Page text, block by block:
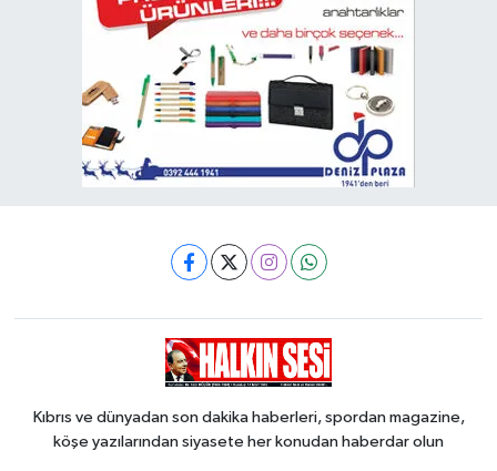
Kıbrıs ve dünyadan son dakika haberleri, spordan magazine,
köşe yazılarından siyasete her konudan haberdar olun